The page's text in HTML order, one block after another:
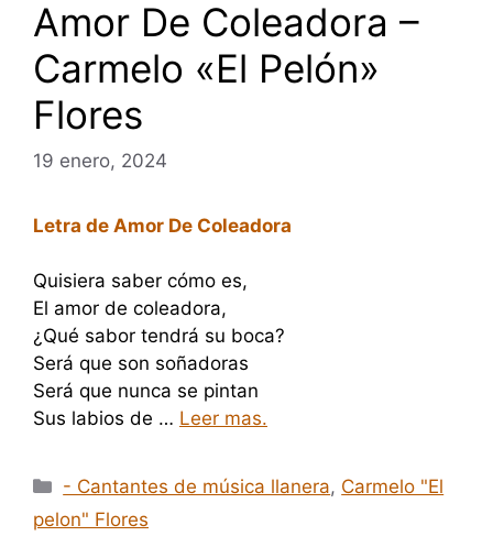
Amor De Coleadora –
Carmelo «El Pelón»
Flores
19 enero, 2024
Letra de Amor De Coleadora
Quisiera saber cómo es,
El amor de coleadora,
¿Qué sabor tendrá su boca?
Será que son soñadoras
Será que nunca se pintan
Sus labios de … Leer mas.
Categorías
- Cantantes de música llanera, Carmelo "El
pelon" Flores